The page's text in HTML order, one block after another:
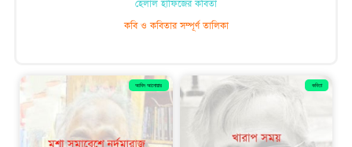
হেলাল হাফিজের কবিতা
কবি ও কবিতার সম্পূর্ণ তালিকা
আবিদ আনোয়ার কবিতা